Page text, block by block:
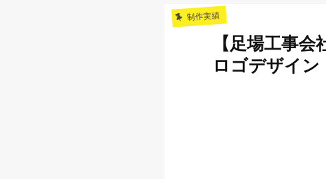
制作実績
【足場工事
ロゴデザイン